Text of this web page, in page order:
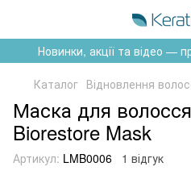
Новинки, акції та відео —
Каталог Відновлення
Маска для
Biorestore Mask
Артикул: LMB0006 1 відгук